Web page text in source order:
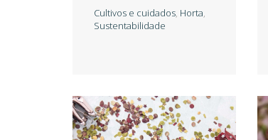
Cultivos e cuidados, Horta,
Sustentabilidade